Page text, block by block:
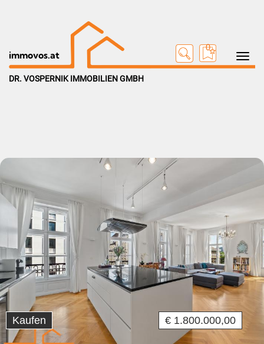
Toggle
immovos.at
0
DR. VOSPERNIK IMMOBILIEN GMBH
Kaufen € 1.800.000,00